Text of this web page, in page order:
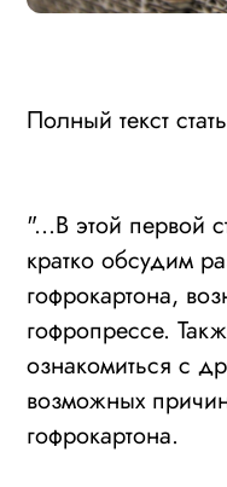
Полный текст
"...В этой первой
кратко обсудим
гофрокартона,
гофропрессе.
ознакомиться с
возможных
гофрокартона.